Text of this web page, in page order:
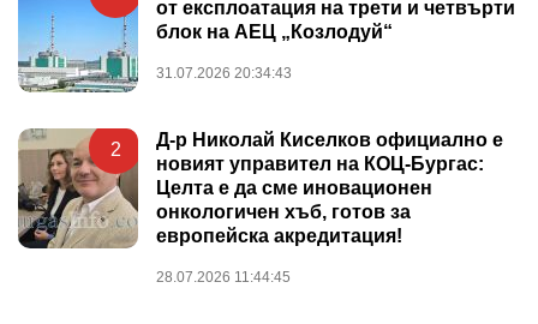
от експлоатация на трети и четвърти
блок на АЕЦ „Козлодуй“
31.07.2026 20:34:43
2
Д-р Николай Киселков официално е
новият управител на КОЦ-Бургас:
Целта е да сме иновационен
онкологичен хъб, готов за
европейска акредитация!
28.07.2026 11:44:45